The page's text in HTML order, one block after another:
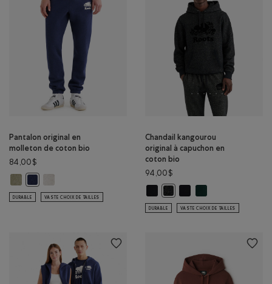
Pantalon original en
molleton de coton bio
84,00$
Pantalon original en molleton de coton bio: MÉLANGE OMBRE VERTE
Pantalon original en molleton de coton bio: MÉLANGE
Pantalon original en molleton de coton bio: MÉLANGE GRIS
DURABLE VASTE CHOIX DE TAILLES
Chandail kangourou
original à capuchon en
coton bio
94,00$
Chandail kangourou original à
DURABLE VASTE CHOIX DE TAILLES